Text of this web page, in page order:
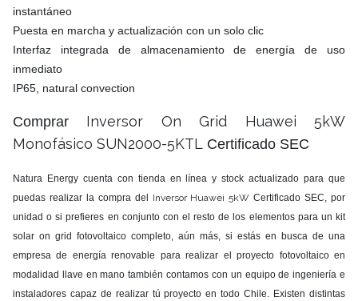
instantáneo
Puesta en marcha y actualización con un solo clic
Interfaz integrada de almacenamiento de energía de uso
inmediato
IP65, natural convection
Comprar Inversor On Grid Huawei 5kW
Monofásico SUN2000-5KTL Certificado SEC
Natura Energy cuenta con tienda en línea y stock actualizado para que
puedas realizar la compra del
Inversor Huawei 5kW Certificado SEC, por
unidad o si prefieres en conjunto con el resto de los elementos para un kit
solar on grid fotovoltaico completo, aún más, si estás en busca de una
empresa de energía renovable para realizar el proyecto fotovoltaico en
modalidad llave en mano también contamos con un equipo de ingeniería e
instaladores capaz de realizar tú proyecto en todo Chile. Existen distintas